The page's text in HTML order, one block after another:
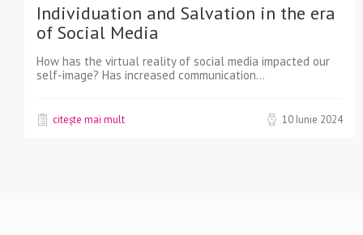
Individuation and Salvation in the era
of Social Media
How has the virtual reality of social media impacted our
self-image? Has increased communication...
citește mai mult 10 Iunie 2024